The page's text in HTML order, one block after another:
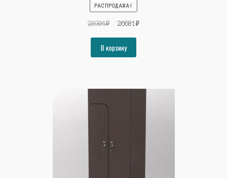
РАСПРОДАЖА!
28904₽
Первоначальная
составляла
28904₽.
26681 ₽Текущая
В корзину